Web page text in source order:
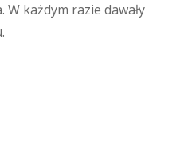
każdym razie dawały